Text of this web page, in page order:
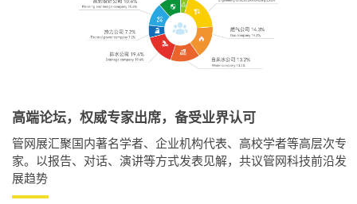
高端论坛，权威专家出席，备受业界认可
管网展汇聚国内著名学者、企业机构代表、高校学者等高层次专
家。以报告、对话、演讲等方式发表见解，共议管网科技前沿发
展趋势